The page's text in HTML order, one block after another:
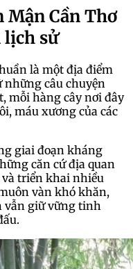
Mận Cần Thơ
lịch sử
là một địa điểm
những câu chuyện
mỗi hàng cây nơi đây
máu xương của các
giai đoạn kháng
căn cứ địa quan
triển khai nhiều
vàn khó khăn,
vẫn giữ vững tinh